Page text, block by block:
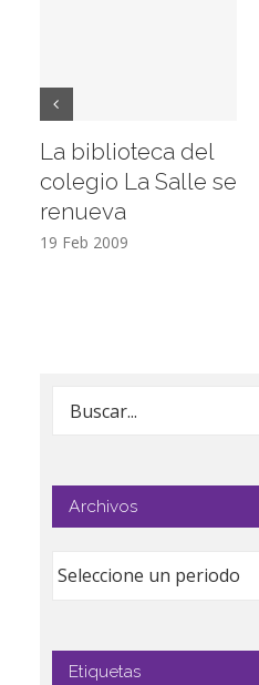
La biblioteca del
colegio La Salle se
renueva
19 Feb 2009
Buscar:
Archivos
Etiquetas